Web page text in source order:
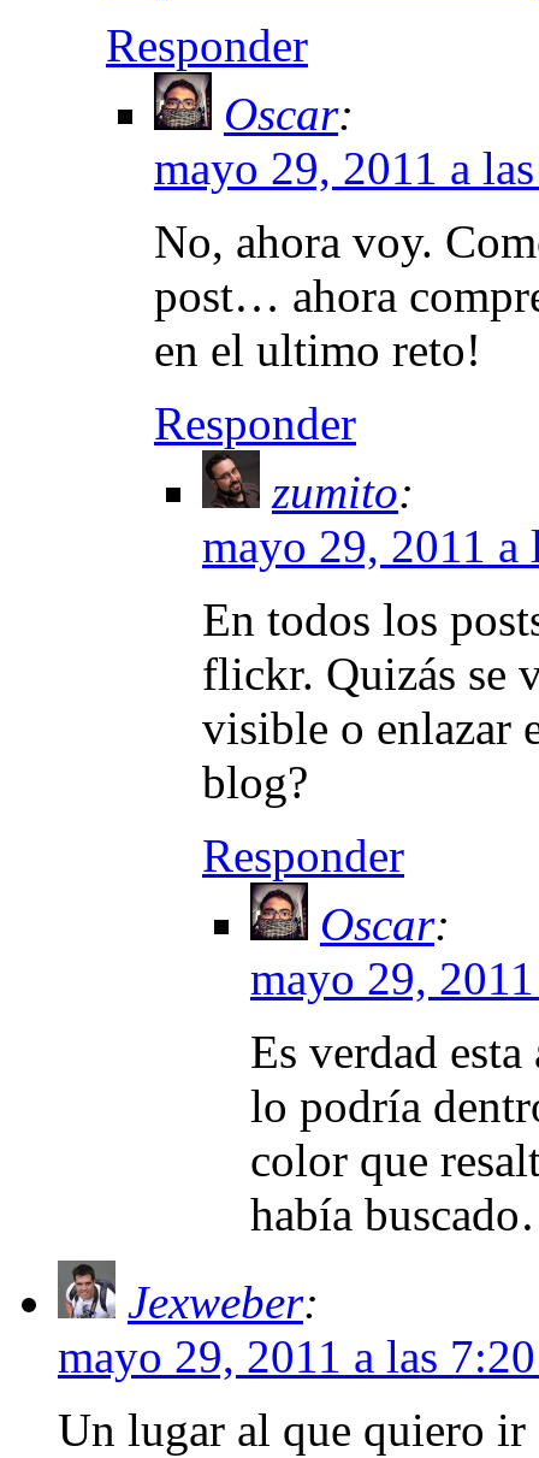
Responder
Oscar:
mayo 29, 2011 a
No, ahora voy.
post… ahora
en el ultimo reto!
Responder
zumito:
mayo 29, 2011 a
En todos los
flickr. Quizás se
visible o enlazar
blog?
Responder
Oscar:
mayo 29,
Es verdad
lo podría
color que
había
Jexweber:
mayo 29, 2011 a las
Un lugar al que quiero ir